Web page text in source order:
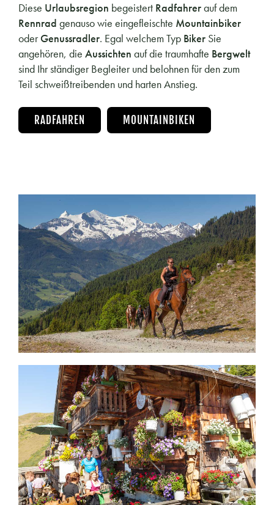
Diese Urlaubsregion begeistert Radfahrerauf dem
Rennrad genauso wie eingefleischte Mountainbiker
oderGenussradler. Egal welchem Typ Biker Sie
angehören, die Aussichten auf die traumhafte Bergwelt
sind Ihr ständiger Begleiter und belohnen für den zum
Teil schweißtreibenden und harten Anstieg.
RADFAHREN MOUNTAINBIKEN
READ MORE
READ MORE